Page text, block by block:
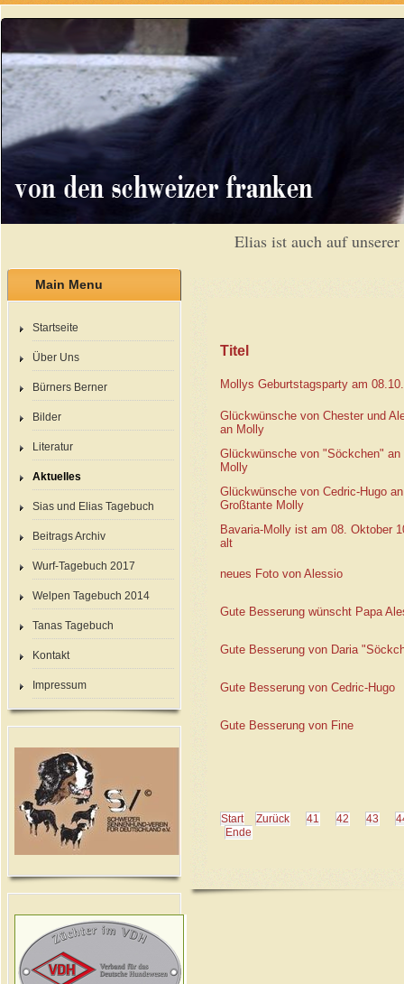
Elias ist auch auf unserer
Main Menu
Startseite
Über Uns
Bürners Berner
Bilder
Literatur
Aktuelles
Sias und Elias Tagebuch
Beitrags Archiv
Wurf-Tagebuch 2017
Welpen Tagebuch 2014
Tanas Tagebuch
Kontakt
Impressum
Titel
Mollys Geburtstagsparty am
Glückwünsche von Chester und
an Molly
Glückwünsche von "Söckchen" an
Molly
Glückwünsche von Cedric-Hugo an
Großtante Molly
Bavaria-Molly ist am 08. Oktober
alt
neues Foto von Alessio
Gute Besserung wünscht Papa
Gute Besserung von Daria
Gute Besserung von Cedric-Hugo
Gute Besserung von Fine
Start Zurück 41 42 43
Ende